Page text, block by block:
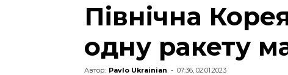
Північна
одну ракету
Автор: Pavlo Ukrainian - 07:36, 02.01.2023